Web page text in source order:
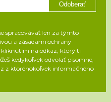
Odoberať
spracovávať len za týmto
a zásadami ochrany
kliknutím na odkaz, ktorý ti
kedykoľvek odvolať písomne,
z ktoréhokoľvek informačného